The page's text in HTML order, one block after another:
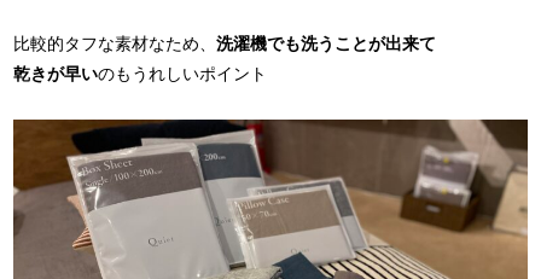
比較的タフな素材なため、洗濯機でも洗うことが出来て
乾きが早いのもうれしいポイント